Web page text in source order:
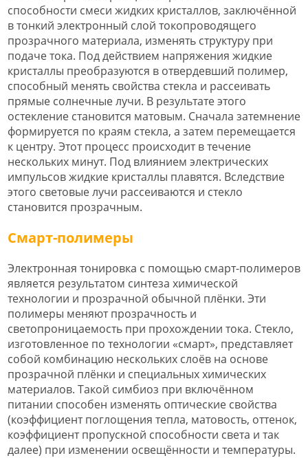
способности смеси жидких кристаллов, заключённой
в тонкий электронный слой токопроводящего
прозрачного материала, изменять структуру при
подаче тока. Под действием напряжения жидкие
кристаллы преобразуются в отвердевший полимер,
способный менять свойства стекла и рассеивать
прямые солнечные лучи. В результате этого
остекление становится матовым. Сначала затемнение
формируется по краям стекла, а затем перемещается
к центру. Этот процесс происходит в течение
нескольких минут. Под влиянием электрических
импульсов жидкие кристаллы плавятся. Вследствие
этого световые лучи рассеиваются и стекло
становится прозрачным.
Смарт-полимеры
Электронная тонировка с помощью смарт-полимеров
является результатом синтеза химической
технологии и прозрачной обычной плёнки. Эти
полимеры меняют прозрачность и
светопроницаемость при прохождении тока. Стекло,
изготовленное по технологии «смарт», представляет
собой комбинацию нескольких слоёв на основе
прозрачной плёнки и специальных химических
материалов. Такой симбиоз при включённом
питании способен изменять оптические свойства
(коэффициент поглощения тепла, матовость, оттенок,
коэффициент пропускной способности света и так
далее) при изменении освещённости и температуры.